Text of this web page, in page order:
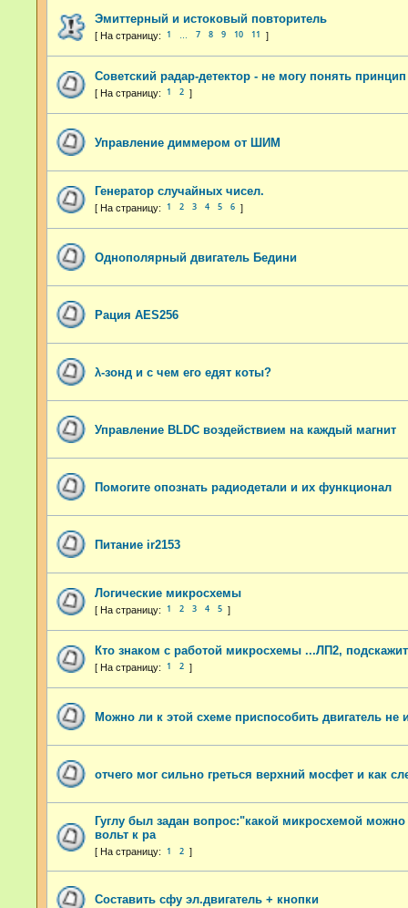
Эмиттерный и истоковый повторитель
1 7 8 9 10 11
Советский радар-детектор - не могу понять
1 2
Управление диммером от ШИМ
Генератор случайных чисел.
1 2 3 4 5 6
Однополярный двигатель Бедини
Рация AES256
λ-зонд и с чем его едят коты?
Управление BLDC воздействием на каждый магнит
Помогите опознать радиодетали и их функционал
Питание ir2153
Логические микросхемы
1 2 3 4 5
Кто знаком с работой микросхемы ...ЛП2,
1 2
Можно ли к этой схеме приспособить двигатель не
отчего мог сильно греться верхний мосфет и как
Гуглу был задан вопрос:"какой микросхемой
вольт к ра
1 2
Составить сфу эл.двигатель + кнопки